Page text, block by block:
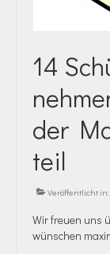
14
der
teil
Veröffentlicht in:
Wir freuen uns
wünschen